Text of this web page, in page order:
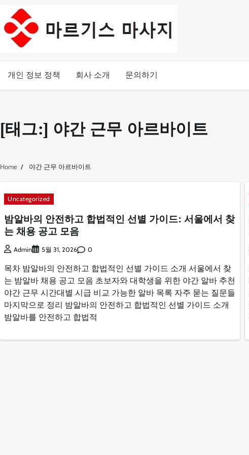
content
개인 정보 정책 회사 소개 문의하기
[태그:] 야간 근무 아르바이트
Home 야간 근무 아르바이트
Uncategorized
밤알바의 안전하고 합법적인 선별 가이드: 서울에서 찾
는 채용 공고 모음
Admin 5월 31, 2026 0
목차 밤알바의 안전하고 합법적인 선별 가이드 소개 서울에서 찾
는 밤알바 채용 공고 모음 초보자와 대학생을 위한 야간 알바 추천
야간 근무 시간대별 시급 비교 가능한 알바 목록 자주 묻는 질문들
마지막으로 정리 밤알바의 안전하고 합법적인 선별 가이드 소개
밤알바를 안전하고 합법적